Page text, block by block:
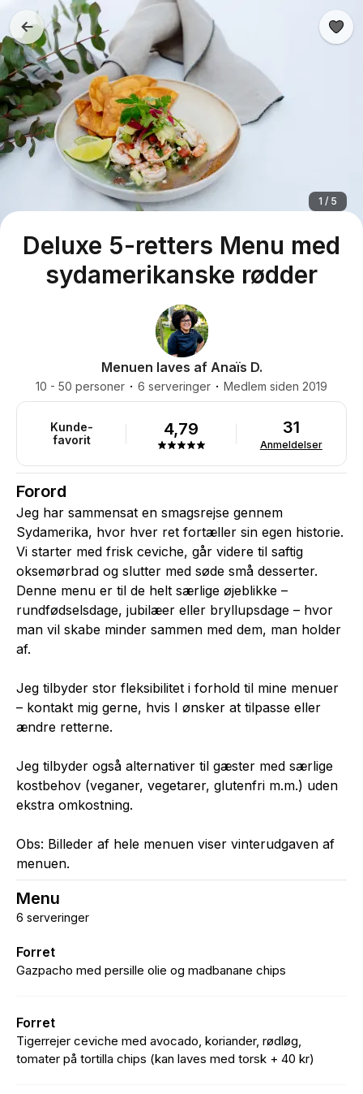
Deluxe 5-retters Menu med
sydamerikanske rødder
1 / 5
Menuen laves af Anaïs D.
10 - 50 personer 6 serveringer Medlem siden 2019
Kunde-
favorit
4,79 31
Anmeldelser
Forord
Jeg har sammensat en smagsrejse gennem
Sydamerika, hvor hver ret fortæller sin egen historie.
Vi starter med frisk ceviche, går videre til saftig
oksemørbrad og slutter med søde små desserter.
Denne menu er til de helt særlige øjeblikke –
rundfødselsdage, jubilæer eller bryllupsdage – hvor
man vil skabe minder sammen med dem, man holder
af.
Jeg tilbyder stor fleksibilitet i forhold til mine menuer
– kontakt mig gerne, hvis I ønsker at tilpasse eller
ændre retterne.
Jeg tilbyder også alternativer til gæster med særlige
kostbehov (veganer, vegetarer, glutenfri m.m.) uden
ekstra omkostning.
Obs: Billeder af hele menuen viser vinterudgaven af
menuen.
Menu
6 serveringer
Forret
Gazpacho med persille olie og madbanane chips
Forret
Tigerrejer ceviche med avocado, koriander, rødløg,
tomater på tortilla chips (kan laves med torsk + 40 kr)